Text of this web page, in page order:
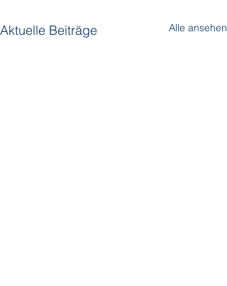
Aktuelle Beiträge Alle ansehen